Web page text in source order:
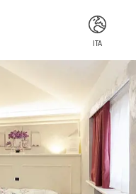
ITA